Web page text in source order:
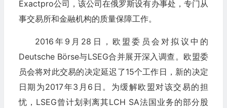
Exactpro公司，该公司在俄罗斯设有办事处，专门从
事交易所和金融机构的质量保障工作。
2016年9月28日，欧盟委员会对拟议中的
Deutsche Börse与LSEG合并展开深入调查。欧盟委
员会将对此交易的决定延迟了15个工作日，新的决定
日期为2017年3月6日。为缓解欧盟对该交易的担
忧，LSEG曾计划剥离其LCH SA法国业务的部分股